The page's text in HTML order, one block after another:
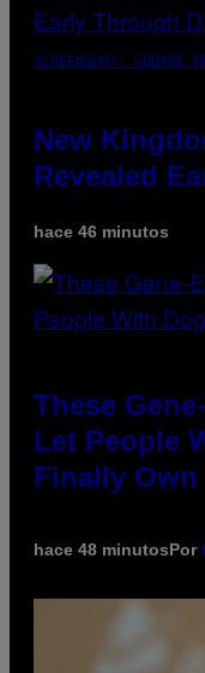
SCREENSHOT: SQUARE
New
Revealed
hace 46 minutos
These
Let People
Finally Own
hace 48 minutosPor